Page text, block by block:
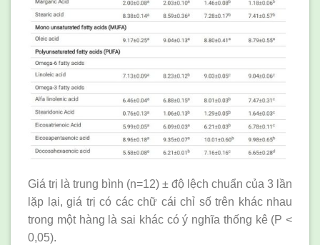
Giá trị là trung bình (n=12) ± độ lệch chuẩn của 3 lần
lặp lại, giá trị có các chữ cái chỉ số trên khác nhau
trong một hàng là sai khác có ý nghĩa thống kê (P <
0,05).